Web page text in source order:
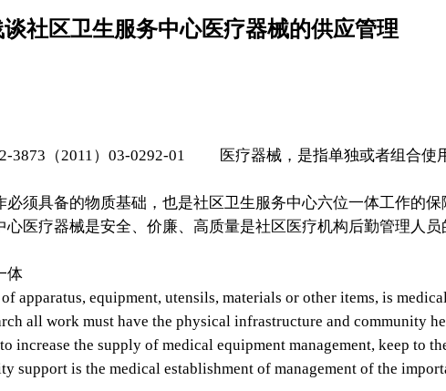
社区卫生服务中心医疗器械的供应管理
3873（2011）03-0292-01 医疗器械，是指单独或者组合使
具备的物质基础，也是社区卫生服务中心六位一体工作的保
医疗器械是安全、价廉、高质量是社区医疗机构后勤管理人员
体
equipment, utensils, materials or other items, is
all work must have the physical infrastructure and community
the supply of medical equipment management, keep to
support is the medical establishment of management of the